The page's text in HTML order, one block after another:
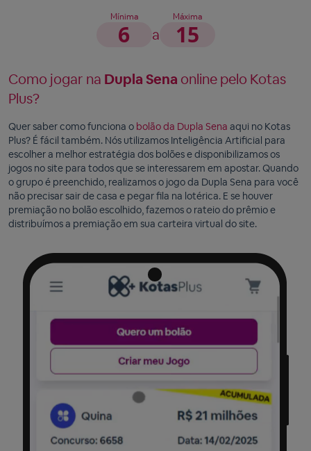
Mínima
6 a
Máxima
15
Como jogar na Dupla Sena online pelo Kotas
Plus?
Quer saber como funciona o bolão da Dupla Sena aqui no Kotas
Plus? É fácil também. Nós utilizamos Inteligência Artificial para
escolher a melhor estratégia dos bolões e disponibilizamos os
jogos no site para todos que se interessarem em apostar. Quando
o grupo é preenchido, realizamos o jogo da Dupla Sena para você
não precisar sair de casa e pegar fila na lotérica. E se houver
premiação no bolão escolhido, fazemos o rateio do prêmio e
distribuímos a premiação em sua carteira virtual do site.